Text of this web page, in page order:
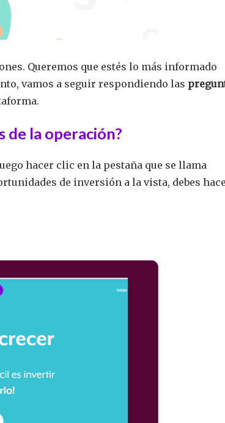
Queremos que estés lo más informado
vamos a seguir respondiendo las
de la operación?
hacer clic en la pestaña que se llama
de inversión a la vista, debes